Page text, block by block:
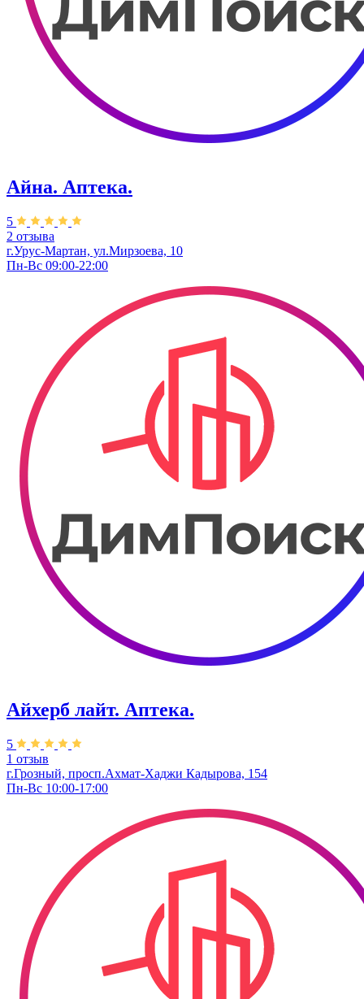
Айна. Аптека.
5
2 отзыва
г.Урус-Мартан, ул.Мирзоева, 10
Пн-Вс 09:00-22:00
Айхерб лайт. Аптека.
5
1 отзыв
г.Грозный, просп.Ахмат-Хаджи Кадырова, 154
Пн-Вс 10:00-17:00